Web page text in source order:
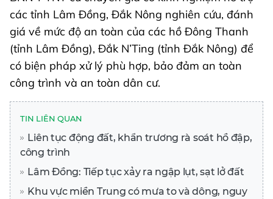
các tỉnh Lâm Đồng, Đắk Nông nghiên cứu, đánh
giá về mức độ an toàn của các hồ Đông Thanh
(tỉnh Lâm Đồng), Đắk N’Ting (tỉnh Đắk Nông) để
có biện pháp xử lý phù hợp, bảo đảm an toàn
công trình và an toàn dân cư.
TIN LIÊN QUAN
Liên tục động đất, khẩn trương rà soát hồ đập,
công trình
Lâm Đồng: Tiếp tục xảy ra ngập lụt, sạt lở đất
Khu vực miền Trung có mưa to và dông, nguy